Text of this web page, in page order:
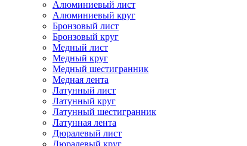
Алюминиевый лист
Алюминиевый круг
Бронзовый лист
Бронзовый круг
Медный лист
Медный круг
Медный шестигранник
Медная лента
Латунный лист
Латунный круг
Латунный шестигранник
Латунная лента
Дюралевый лист
Дюралевый круг